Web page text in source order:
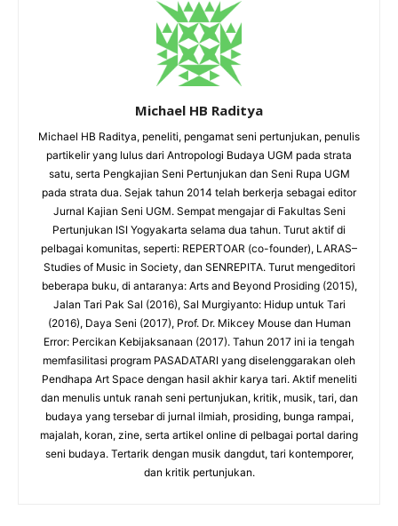
Michael HB Raditya
Michael HB Raditya, peneliti, pengamat seni pertunjukan, penulis
partikelir yang lulus dari Antropologi Budaya UGM pada strata
satu, serta Pengkajian Seni Pertunjukan dan Seni Rupa UGM
pada strata dua. Sejak tahun 2014 telah berkerja sebagai editor
Jurnal Kajian Seni UGM. Sempat mengajar di Fakultas Seni
Pertunjukan ISI Yogyakarta selama dua tahun. Turut aktif di
pelbagai komunitas, seperti: REPERTOAR (co-founder), LARAS–
Studies of Music in Society, dan SENREPITA. Turut mengeditori
beberapa buku, di antaranya: Arts and Beyond Prosiding (2015),
Jalan Tari Pak Sal (2016), Sal Murgiyanto: Hidup untuk Tari
(2016), Daya Seni (2017), Prof. Dr. Mikcey Mouse dan Human
Error: Percikan Kebijaksanaan (2017). Tahun 2017 ini ia tengah
memfasilitasi program PASADATARI yang diselenggarakan oleh
Pendhapa Art Space dengan hasil akhir karya tari. Aktif meneliti
dan menulis untuk ranah seni pertunjukan, kritik, musik, tari, dan
budaya yang tersebar di jurnal ilmiah, prosiding, bunga rampai,
majalah, koran, zine, serta artikel online di pelbagai portal daring
seni budaya. Tertarik dengan musik dangdut, tari kontemporer,
dan kritik pertunjukan.